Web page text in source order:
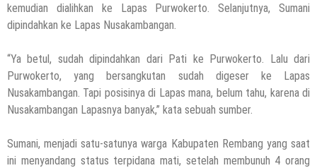
kemudian dialihkan ke Lapas Purwokerto. Selanjutnya, Sumani
dipindahkan ke Lapas Nusakambangan.
“Ya betul, sudah dipindahkan dari Pati ke Purwokerto. Lalu dari
Purwokerto, yang bersangkutan sudah digeser ke Lapas
Nusakambangan. Tapi posisinya di Lapas mana, belum tahu, karena di
Nusakambangan Lapasnya banyak,” kata sebuah sumber.
Sumani, menjadi satu-satunya warga Kabupaten Rembang yang saat
ini menyandang status terpidana mati, setelah membunuh 4 orang